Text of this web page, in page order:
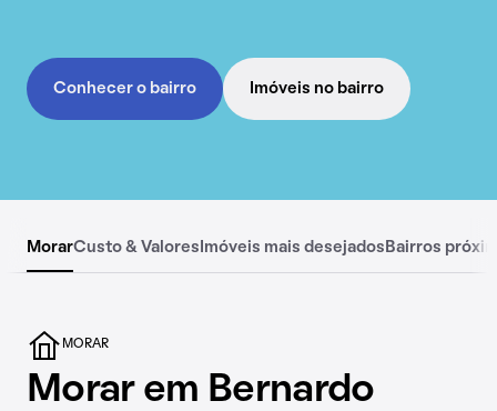
Conhecer o bairro Imóveis no bairro
MorarCusto & Valores Imóveis mais desejados Bairros
MORAR
Morar em Bernardo